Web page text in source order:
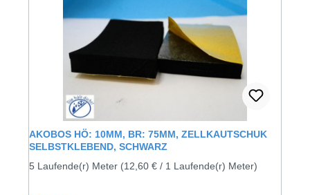
AKOBOS HÖ: 10MM, BR: 75MM, ZELLKAUTSCHUK
SELBSTKLEBEND, SCHWARZ
5 Laufende(r) Meter (12,60 € / 1 Laufende(r) Meter)